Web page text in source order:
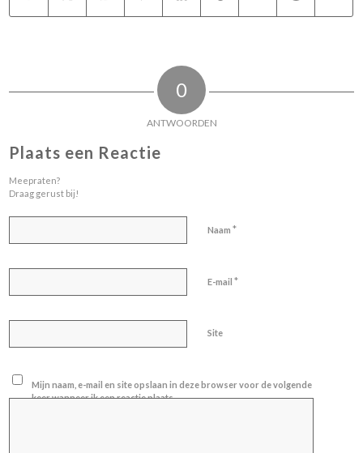
0
ANTWOORDEN
Plaats een Reactie
Meepraten?
Draag gerust bij!
Naam*
E-mail*
Site
Mijn naam, e-mail en site opslaan in deze browser voor de volgende
keer wanneer ik een reactie plaats.